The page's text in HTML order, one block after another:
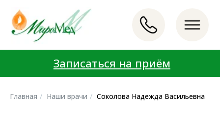
Записаться на приём
Главная / Наши врачи / Соколова Надежда Васильевна